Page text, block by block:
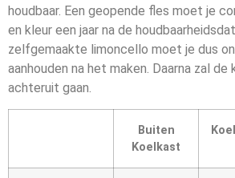
houdbaar. Een geopende fles moet je
en kleur een jaar na de
zelfgemaakte limoncello moet je dus
aanhouden na het maken. Daarna zal de
achteruit gaan.
Buiten
Koelkast